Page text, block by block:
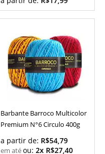
Barbante Barroco Multicolor
Premium N°6 Circulo 400g
a partir de: R$54,79
ou: 2x R$27,40